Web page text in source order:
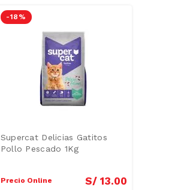
-18 %
Supercat Delicias Gatitos
Pollo Pescado 1Kg
Precio Online S/ 13.00